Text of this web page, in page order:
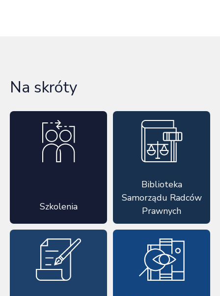
Na skróty
Szkolenia
Biblioteka
Samorządu Radców
Prawnych